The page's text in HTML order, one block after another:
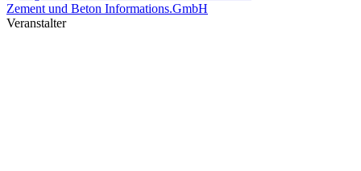
Zement und Beton Informations.GmbH
Veranstalter